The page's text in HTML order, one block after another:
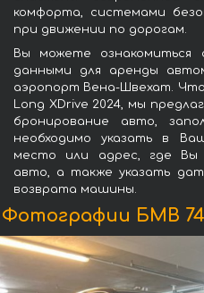
комфорта, системами
при движении по дорогам.
Вы можете ознакомиться
данными для аренды
аэропорт Вена-Швехат.
Long XDrive 2024, мы
бронирование авто,
необходимо указать в
место или адрес, где Вы
авто, а также указать
возврата машины.
Фотографии БМВ